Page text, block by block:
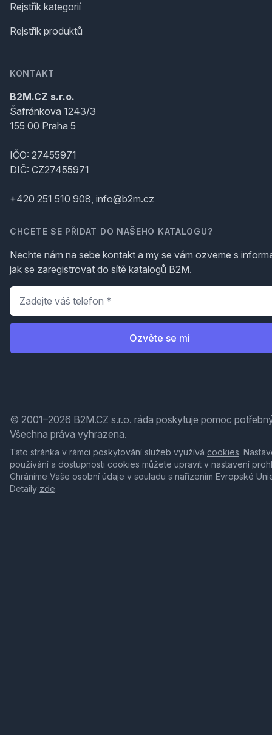
Rejstřík kategorií
Rejstřík produktů
KONTAKT
B2M.CZ s.r.o.
Šafránkova 1243/3
155 00 Praha 5
IČO: 27455971
DIČ: CZ27455971
+420 251 510 908, info@b2m.cz
CHCETE SE PŘIDAT DO NAŠEHO KATALOGU?
Nechte nám na sebe kontakt a my se vám ozveme s
jak se zaregistrovat do sítě katalogů B2M.
Telefon
Ozvěte se mi
© 2001–2026 B2M.CZ s.r.o. ráda poskytuje pomoc
Všechna práva vyhrazena.
Tato stránka v rámci poskytování služeb využívá cookies.
používání a dostupnosti cookies můžete upravit v nastavení
Chráníme Vaše osobní údaje v souladu s nařízením Evropské
Detaily zde.